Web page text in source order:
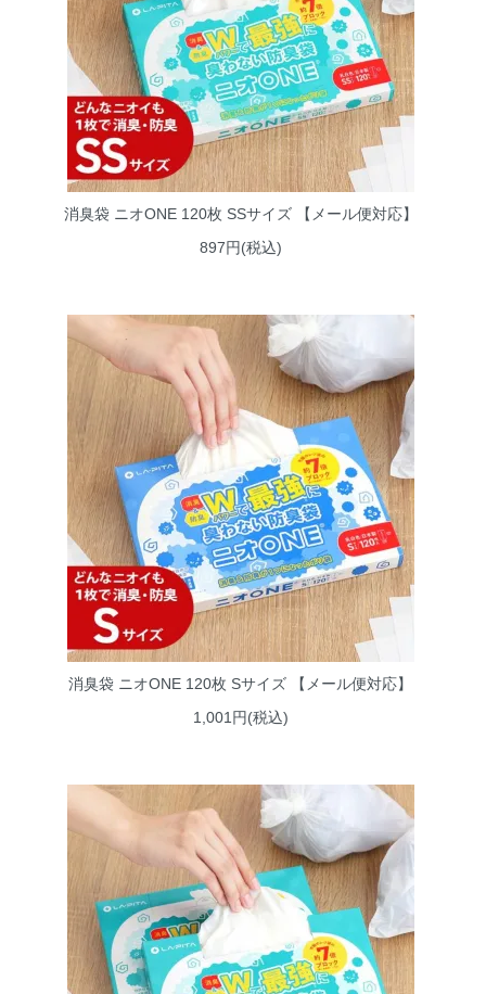
消臭袋 ニオONE 120枚 SSサイズ 【メール便対応】
897円(税込)
消臭袋 ニオONE 120枚 Sサイズ 【メール便対応】
1,001円(税込)